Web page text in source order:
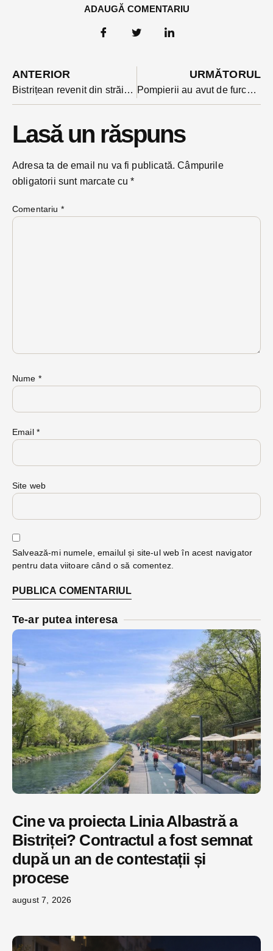
ADAUGĂ COMENTARIU
ANTERIOR
Bistrițean revenit din străinătate cu decizie de carantinare s-a aventurat prin filtrul carantinei din Ciceu Giurgești. Ce a pățit
URMĂTORUL
Pompierii au avut de furcă în ultimele ore cu incendii, la Ilva Mare și Romuli. Proprietarii au suferit arsuri și atacuri de panică
Lasă un răspuns
Adresa ta de email nu va fi publicată. Câmpurile
obligatorii sunt marcate cu*
Comentariu *
Nume *
Email *
Site web
Salvează-mi numele, emailul și site-ul web în acest navigator
pentru data viitoare când o să comentez.
Te-ar putea interesa
Cine va proiecta Linia Albastră a
Bistriței? Contractul a fost semnat
după un an de contestații și
procese
august 7, 2026